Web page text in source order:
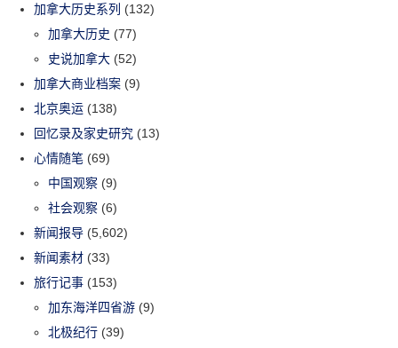
加拿大历史系列 (132)
加拿大历史 (77)
史说加拿大 (52)
加拿大商业档案 (9)
北京奥运 (138)
回忆录及家史研究 (13)
心情随笔 (69)
中国观察 (9)
社会观察 (6)
新闻报导 (5,602)
新闻素材 (33)
旅行记事 (153)
加东海洋四省游 (9)
北极纪行 (39)